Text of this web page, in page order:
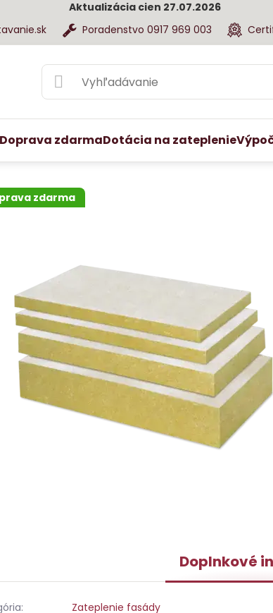
Aktualizácia cien 27.07.2026
Poradenstvo 0917 969 003
zdarmaDotácia na zateplenie
zdarma
Doplnkové
Zateplenie fasády